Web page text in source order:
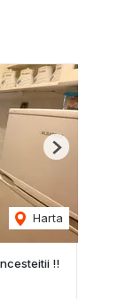
Harta
Next
!!